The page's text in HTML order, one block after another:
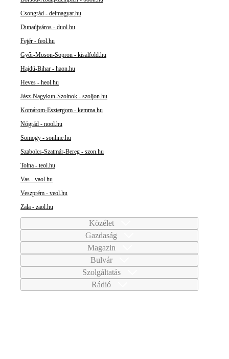
Csongrád - delmagyar.hu
Dunaújváros - duol.hu
Fejér - feol.hu
Győr-Moson-Sopron - kisalfold.hu
Hajdú-Bihar - haon.hu
Heves - heol.hu
Jász-Nagykun-Szolnok - szoljon.hu
Komárom-Esztergom - kemma.hu
Nógrád - nool.hu
Somogy - sonline.hu
Szabolcs-Szatmár-Bereg - szon.hu
Tolna - teol.hu
Vas - vaol.hu
Veszprém - veol.hu
Zala - zaol.hu
Közélet
Gazdaság
Magazin
Bulvár
Szolgáltatás
Rádió